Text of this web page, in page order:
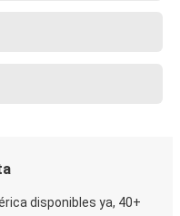
disponibles ya, 40+